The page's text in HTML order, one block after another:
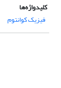
کلیدواژه‌ها
فیزیک کوانتوم